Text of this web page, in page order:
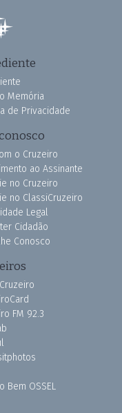
Memória
de Privacidade
o Cruzeiro
ao Assinante
no Cruzeiro
no ClassiCruzeiro
Legal
Cidadão
Conosco
FM 92.3
Bem OSSEL